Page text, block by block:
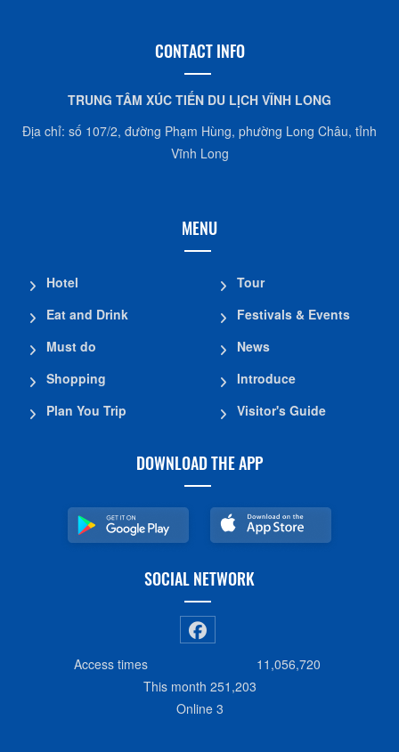
CONTACT INFO
TRUNG TÂM XÚC TIẾN DU LỊCH VĨNH LONG
Địa chỉ: số 107/2, đường Phạm Hùng, phường Long Châu, tỉnh
Vĩnh Long
MENU
Hotel
Eat and Drink
Must do
Shopping
Plan You Trip
Tour
Festivals & Events
News
Introduce
Visitor's Guide
DOWNLOAD THE APP
SOCIAL NETWORK
Access times
11,056,720
This month 251,203
Online 3